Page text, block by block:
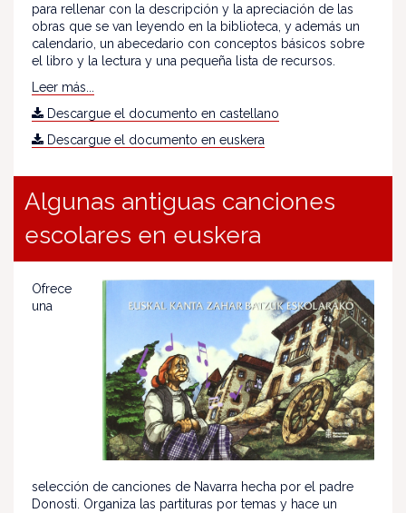
para rellenar con la descripción y la apreciación de las
obras que se van leyendo en la biblioteca, y además un
calendario, un abecedario con conceptos básicos sobre
el libro y la lectura y una pequeña lista de recursos.
Leer más...
Descargue el documento en castellano
Descargue el documento en euskera
Algunas antiguas canciones
escolares en euskera
Ofrece
una
selección de canciones de Navarra hecha por el padre
Donosti. Organiza las partituras por temas y hace un